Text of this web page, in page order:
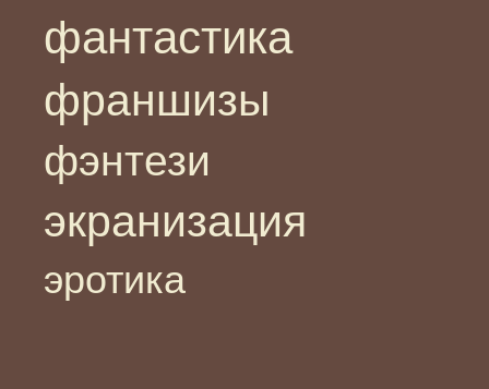
фантастика
франшизы
фэнтези
экранизация
эротика